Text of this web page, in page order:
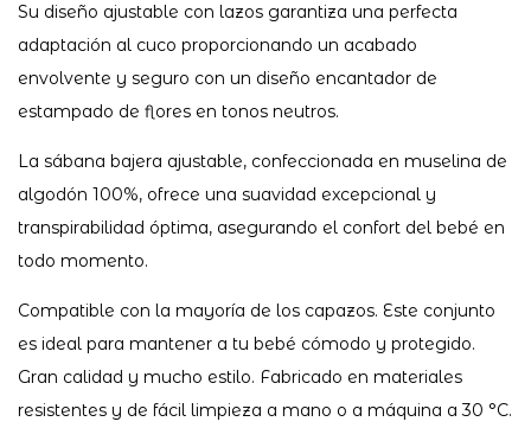
Su diseño ajustable con lazos garantiza una perfecta
adaptación al cuco proporcionando un acabado
envolvente y seguro con un diseño encantador de
estampado de flores en tonos neutros.
La sábana bajera ajustable, confeccionada en muselina de
algodón 100%, ofrece una suavidad excepcional y
transpirabilidad óptima, asegurando el confort del bebé en
todo momento.
Compatible con la mayoría de los capazos. Este conjunto
es ideal para mantener a tu bebé cómodo y protegido.
Gran calidad y mucho estilo. Fabricado en materiales
resistentes y de fácil limpieza a mano o a máquina a 30 °C.